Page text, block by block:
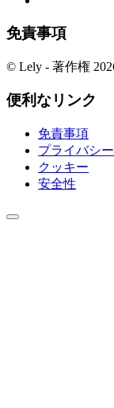
免責事項
© Lely - 著作権
便利なリンク
免責事項
プライバシー
クッキー
安全性